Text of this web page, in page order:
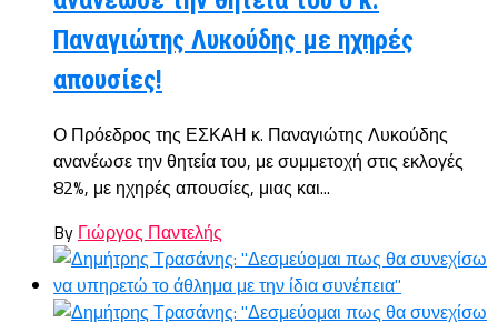
Παναγιώτης Λυκούδης με ηχηρές
απουσίες!
Ο Πρόεδρος της ΕΣΚΑΗ κ. Παναγιώτης Λυκούδης
ανανέωσε την θητεία του, με συμμετοχή στις εκλογές
82%, με ηχηρές απουσίες, μιας και...
By Γιώργος Παντελής